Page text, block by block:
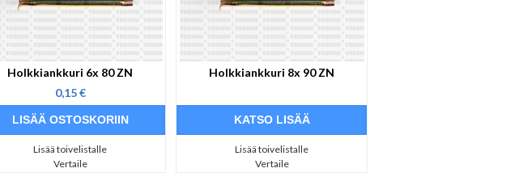
Holkkiankkuri 6x 80 ZN
0,15 €
Lisää toivelistalle
Vertaile
Holkkiankkuri 8x 90 ZN
KATSO LISÄÄ
Lisää toivelistalle
Vertaile